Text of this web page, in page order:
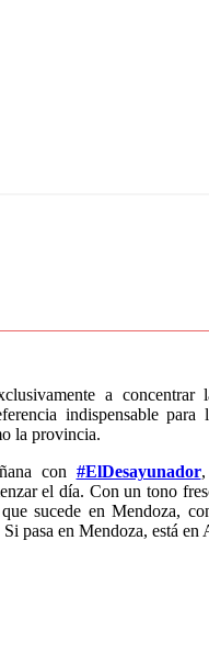
a concentrar
indispensable para
la provincia.
con #ElDesayunador,
el día. Con un tono
sucede en Mendoza,
pasa en Mendoza, está en